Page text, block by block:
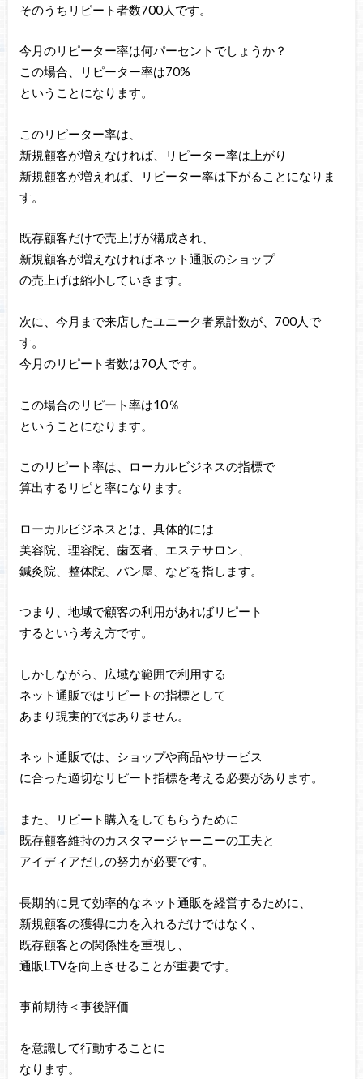
そのうちリピート者数700人です。
今月のリピーター率は何パーセントでしょうか？
この場合、リピーター率は70%
ということになります。
このリピーター率は、
新規顧客が増えなければ、リピーター率は上がり
新規顧客が増えれば、リピーター率は下がることになりま
す。
既存顧客だけで売上げが構成され、
新規顧客が増えなければネット通販のショップ
の売上げは縮小していきます。
次に、今月まで来店したユニーク者累計数が、700人で
す。
今月のリピート者数は70人です。
この場合のリピート率は10％
ということになります。
このリピート率は、ローカルビジネスの指標で
算出するリピと率になります。
ローカルビジネスとは、具体的には
美容院、理容院、歯医者、エステサロン、
鍼灸院、整体院、パン屋、などを指します。
つまり、地域で顧客の利用があればリピート
するという考え方です。
しかしながら、広域な範囲で利用する
ネット通販ではリピートの指標として
あまり現実的ではありません。
ネット通販では、ショップや商品やサービス
に合った適切なリピート指標を考える必要があります。
また、リピート購入をしてもらうために
既存顧客維持のカスタマージャーニーの工夫と
アイディアだしの努力が必要です。
長期的に見て効率的なネット通販を経営するために、
新規顧客の獲得に力を入れるだけではなく、
既存顧客との関係性を重視し、
通販LTVを向上させることが重要です。
事前期待＜事後評価
を意識して行動することに
なります。